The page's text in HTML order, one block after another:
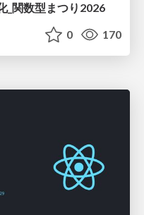
_関数型まつり2026
0 170